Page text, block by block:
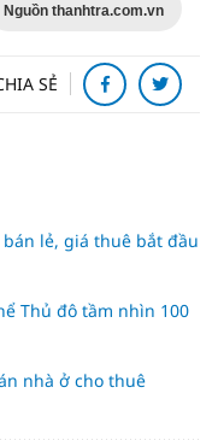
Nguồn thanhtra.com.vn
SẺ
lẻ, giá thuê bắt đầu
Thủ đô tầm nhìn 100
nhà ở cho thuê